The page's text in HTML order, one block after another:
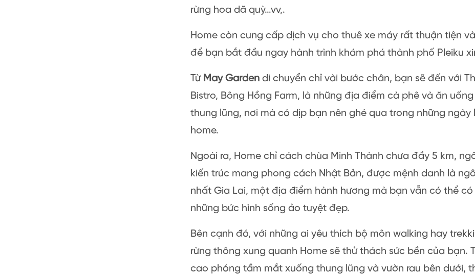
rừng hoa dã quỳ…vv,.
Home còn cung cấp dịch vụ cho thuê xe máy rất thuận tiện
để bạn bắt đầu ngay hành trình khám phá thành phố Pleiku
Từ May Garden di chuyển chỉ vài bước chân, bạn sẽ đến với
Bistro, Bông Hồng Farm, là những địa điểm cà phê và ăn
thung lũng, nơi mà có dịp bạn nên ghé qua trong những ngày
home.
Ngoài ra, Home chỉ cách chùa Minh Thành chưa đầy 5 km,
kiến trúc mang phong cách Nhật Bản, được mệnh danh là
nhất Gia Lai, một địa điểm hành hương mà bạn vẫn có thể có
những bức hình sống ảo tuyệt đẹp.
Bên cạnh đó, với những ai yêu thích bộ môn walking hay
rừng thông xung quanh Home sẽ thử thách sức bền của bạn.
cao phóng tầm mắt xuống thung lũng và vườn rau bên dưới,